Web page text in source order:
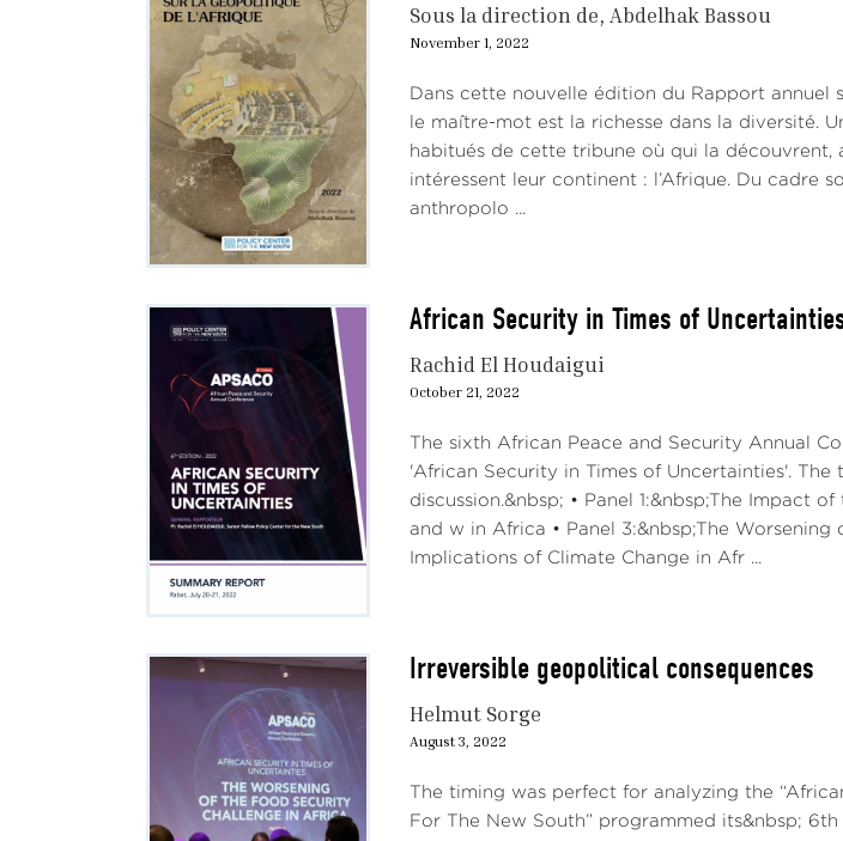
Sous la direction de Abdelhak Bassou
November 1, 2022
Dans cette nouvelle édition du Rapport annuel
le maître-mot est la richesse dans la diversité.
habitués de cette tribune où qui la découvrent,
intéressent leur continent : l’Afrique. Du cadre
anthropolo ...
African Security in Times of Uncertainties
Rachid El Houdaigui
October 21, 2022
The sixth African Peace and Security Annual
'African Security in Times of Uncertainties'.
discussion.&nbsp; • Panel 1:&nbsp;The Impact
and w in Africa • Panel 3:&nbsp;The
Implications of Climate Change in Afr ...
Irreversible geopolitical consequences
Helmut Sorge
August 3, 2022
The timing was perfect for analyzing the
For The New South” programmed its&nbsp;